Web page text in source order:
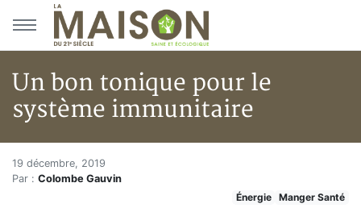
Aller au menu principal
Aller au contenu principal
Un bon tonique pour le
système immunitaire
Accueil
Articles
Un bon tonique pour le
19 décembre, 2019
Par : Colombe Gauvin
Énergie
Manger Santé